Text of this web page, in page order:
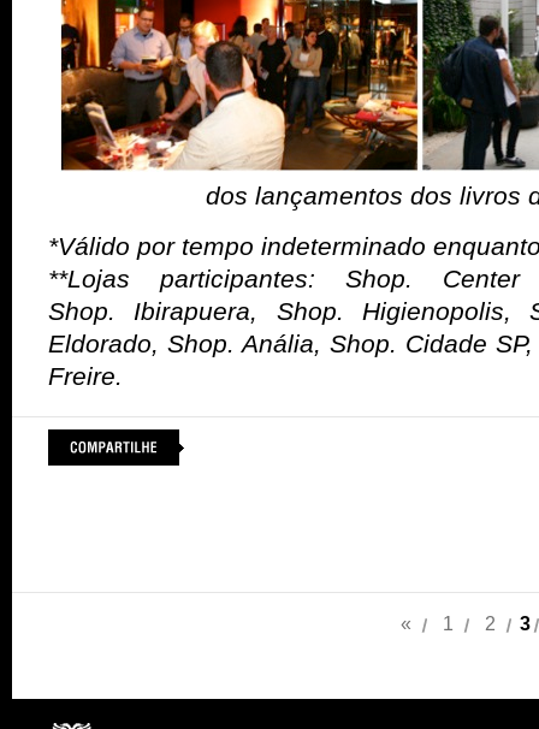
dos lançamentos dos livros
*Válido por tempo indeterminado
**Lojas participantes: Shop.
Shop. Ibirapuera, Shop. Higienopolis,
Eldorado, Shop. Anália, Shop. Cidade
Freire.
« 1 2 3